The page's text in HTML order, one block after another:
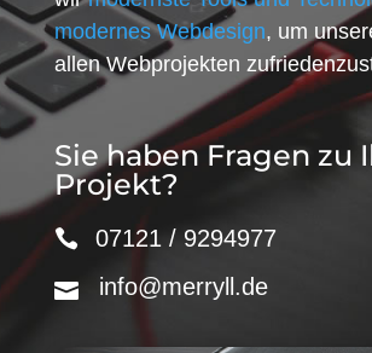
modernes Webdesign, um
allen Webprojekten
Sie haben Fragen zu
Projekt?
07121 / 9294977
info@merryll.de